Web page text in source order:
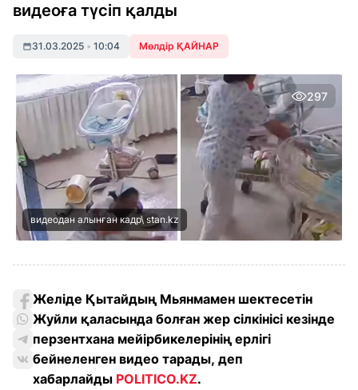
видеоға түсіп қалды
31.03.2025 • 10:04 Мөлдір ҚАЙНАР
297
видеодан алынған кадр\ stan.kz
Желіде Қытайдың Мьянмамен шектесетін
Жуйли қаласында болған жер сілкінісі кезінде
перзентхана мейірбикелерінің ерлігі
бейнеленген видео тарады, деп
хабарлайды POLITICO.KZ.